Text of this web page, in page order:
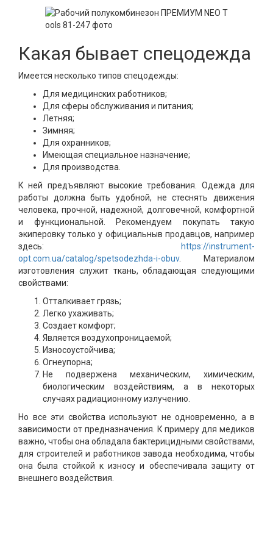
Какая бывает спецодежда
Имеется несколько типов спецодежды:
Для медицинских работников;
Для сферы обслуживания и питания;
Летняя;
Зимняя;
Для охранников;
Имеющая специальное назначение;
Для производства.
К ней предъявляют высокие требования. Одежда для
работы должна быть удобной, не стеснять движения
человека, прочной, надежной, долговечной, комфортной
и функциональной. Рекомендуем покупать такую
экиперовку только у официальныв продавцов, например
здесь:
https://instrument-
opt.com.ua/catalog/spetsodezhda-i-obuv. Материалом
изготовления служит ткань, обладающая следующими
свойствами:
Отталкивает грязь;
Легко ухаживать;
Создает комфорт;
Является воздухопроницаемой;
Износоустойчива;
Огнеупорна;
Не подвержена механическим, химическим,
биологическим воздействиям, а в некоторых
случаях радиационному излучению.
Но все эти свойства используют не одновременно, а в
зависимости от предназначения. К примеру для медиков
важно, чтобы она обладала бактерицидными свойствами,
для строителей и работников завода необходима, чтобы
она была стойкой к износу и обеспечивала защиту от
внешнего воздействия.